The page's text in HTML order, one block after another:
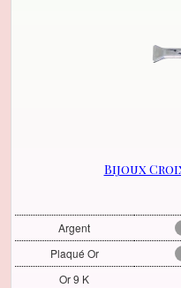
Bijoux
Argent
Plaqué Or
Or 9 K